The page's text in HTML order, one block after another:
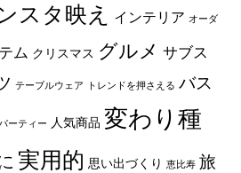
スタ映え インテリア オーダ
ム クリスマス グルメ サブス
テーブルウェア トレンドを押さえる バス
ーティー 人気商品 変わり種
実用的 思い出づくり 恵比寿 旅